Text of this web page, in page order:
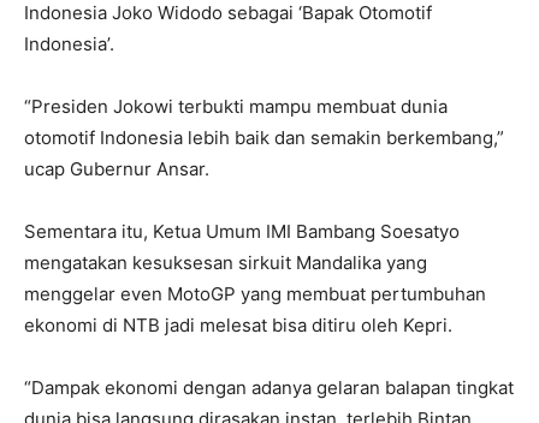
Indonesia Joko Widodo sebagai ‘Bapak Otomotif
Indonesia’.
“Presiden Jokowi terbukti mampu membuat dunia
otomotif Indonesia lebih baik dan semakin berkembang,”
ucap Gubernur Ansar.
Sementara itu, Ketua Umum IMI Bambang Soesatyo
mengatakan kesuksesan sirkuit Mandalika yang
menggelar even MotoGP yang membuat pertumbuhan
ekonomi di NTB jadi melesat bisa ditiru oleh Kepri.
“Dampak ekonomi dengan adanya gelaran balapan tingkat